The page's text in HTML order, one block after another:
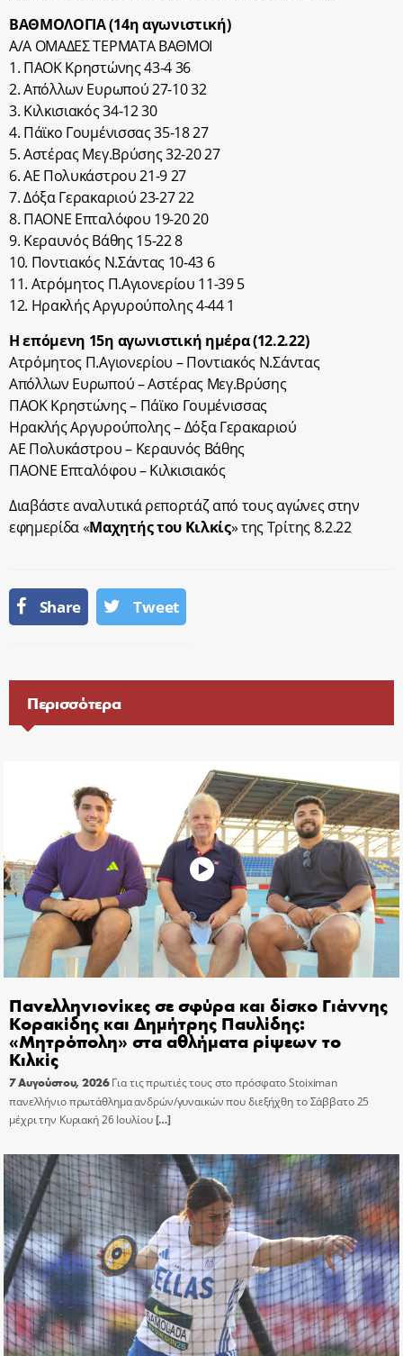
ΒΑΘΜΟΛΟΓΙΑ (14η αγωνιστική)
Α/Α ΟΜΑΔΕΣ ΤΕΡΜΑΤΑ BΑΘΜΟΙ
1. ΠΑΟΚ Κρηστώνης 43-4 36
2. Απόλλων Ευρωπού 27-10 32
3. Κιλκισιακός 34-12 30
4. Πάϊκο Γουμένισσας 35-18 27
5. Αστέρας Μεγ.Βρύσης 32-20 27
6. ΑΕ Πολυκάστρου 21-9 27
7. Δόξα Γερακαριού 23-27 22
8. ΠΑΟΝΕ Επταλόφου 19-20 20
9. Κεραυνός Βάθης 15-22 8
10. Ποντιακός Ν.Σάντας 10-43 6
11. Ατρόμητος Π.Αγιονερίου 11-39 5
12. Ηρακλής Αργυρούπολης 4-44 1
Η επόμενη 15η αγωνιστική ημέρα (12.2.22)
Ατρόμητος Π.Αγιονερίου – Ποντιακός Ν.Σάντας
Απόλλων Ευρωπού – Αστέρας Μεγ.Βρύσης
ΠΑΟΚ Κρηστώνης – Πάϊκο Γουμένισσας
Ηρακλής Αργυρούπολης – Δόξα Γερακαριού
ΑΕ Πολυκάστρου – Κεραυνός Βάθης
ΠΑΟΝΕ Επταλόφου – Κιλκισιακός
Διαβάστε αναλυτικά ρεπορτάζ από τους αγώνες στην
εφημερίδα «Μαχητής του Κιλκίς» της Τρίτης 8.2.22
Share Tweet
Περισσότερα
Πανελληνιονίκες σε σφύρα και δίσκο Γιάννης
Κορακίδης και Δημήτρης Παυλίδης:
«Μητρόπολη» στα αθλήματα ρίψεων το
Κιλκίς
7 Αυγούστου, 2026 Για τις πρωτιές τους στο πρόσφατο Stoiximan
πανελλήνιο πρωτάθλημα ανδρών/γυναικών που διεξήχθη το Σάββατο 25
μέχρι την Κυριακή 26 Ιουλίου[…]